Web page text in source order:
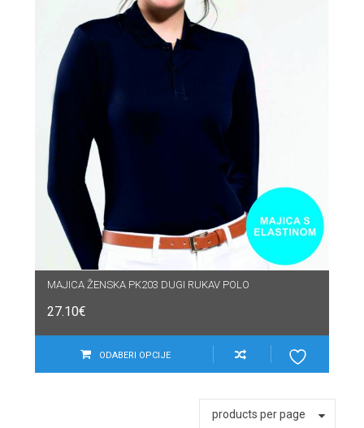
MAJICA ŽENSKA PK203 DUGI RUKAV POLO
27.10€
ODABERI OPCIJE
products per page